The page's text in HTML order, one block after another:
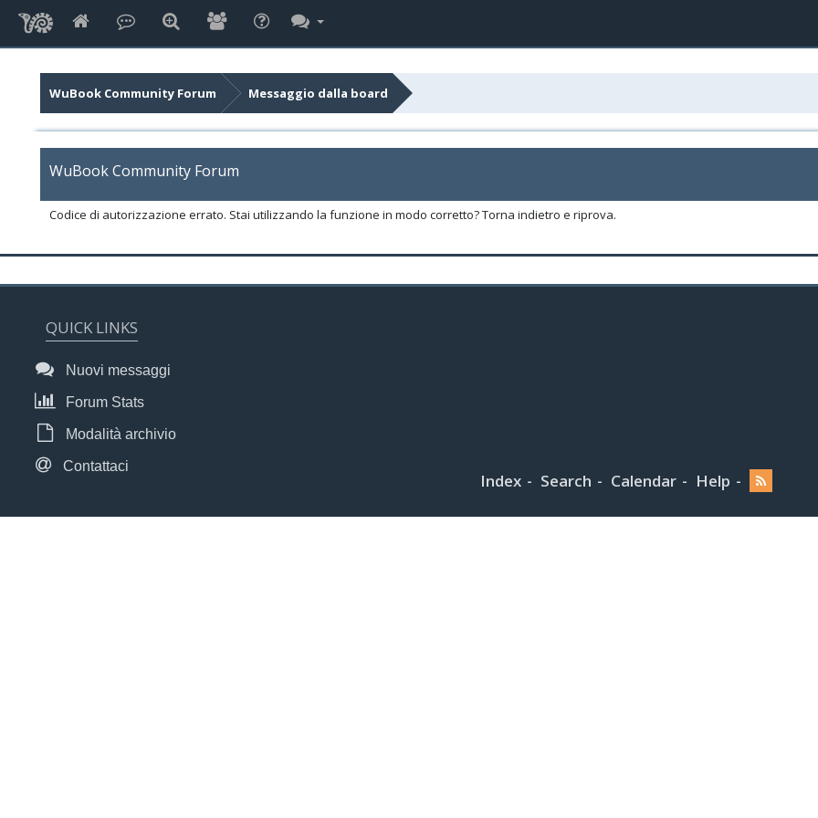
WuBook Community Forum Messaggio dalla board
WuBook Community Forum
Codice di autorizzazione errato. Stai utilizzando la funzione in modo corretto? Torna indietro e riprova.
QUICK LINKS
Nuovi messaggi
Forum Stats
Modalità archivio
Contattaci
Index Search Calendar Help